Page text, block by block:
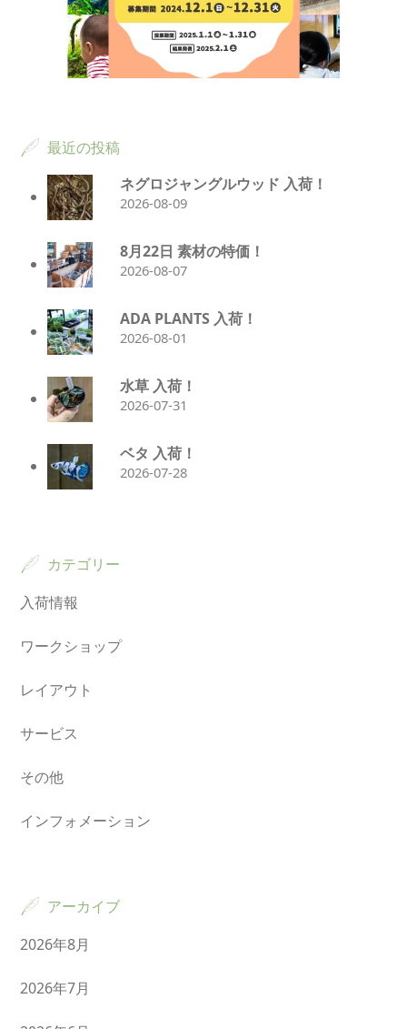
最近の投稿
ネグロジャングルウッド 入荷！
2026-08-09
8月22日 素材の特価！
2026-08-07
ADA PLANTS 入荷！
2026-08-01
水草 入荷！
2026-07-31
ベタ 入荷！
2026-07-28
カテゴリー
入荷情報
ワークショップ
レイアウト
サービス
その他
インフォメーション
アーカイブ
2026年8月
2026年7月